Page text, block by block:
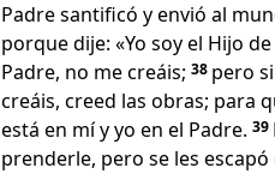
Padre santificó y envió al
porque dije: «Yo soy el Hijo
Padre, no me creáis; 38 pero
creáis, creed las obras; para
está en mí y yo en el Padre. 39
prenderle, pero se les